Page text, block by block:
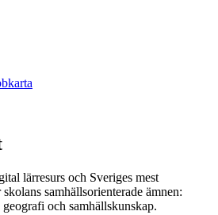
lärresurs och Sveriges mest
samhällsorienterade ämnen:
och samhällskunskap.